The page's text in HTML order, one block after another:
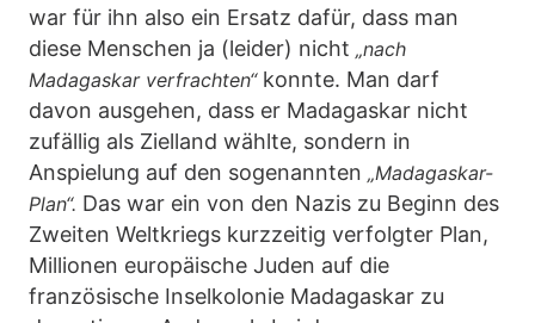
war für ihn also ein Ersatz dafür, dass man
diese Menschen ja (leider) nicht „nach
Madagaskar verfrachten“konnte. Man darf
davon ausgehen, dass er Madagaskar nicht
zufällig als Zielland wählte, sondern in
Anspielung auf den sogenannten „Madagaskar-
Plan“. Das war ein von den Nazis zu Beginn des
Zweiten Weltkriegs kurzzeitig verfolgter Plan,
Millionen europäische Juden auf die
französische Inselkolonie Madagaskar zu